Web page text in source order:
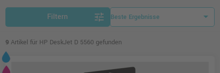
Filtern tune
9 Artikel für HP DeskJet D 5560 gefunden